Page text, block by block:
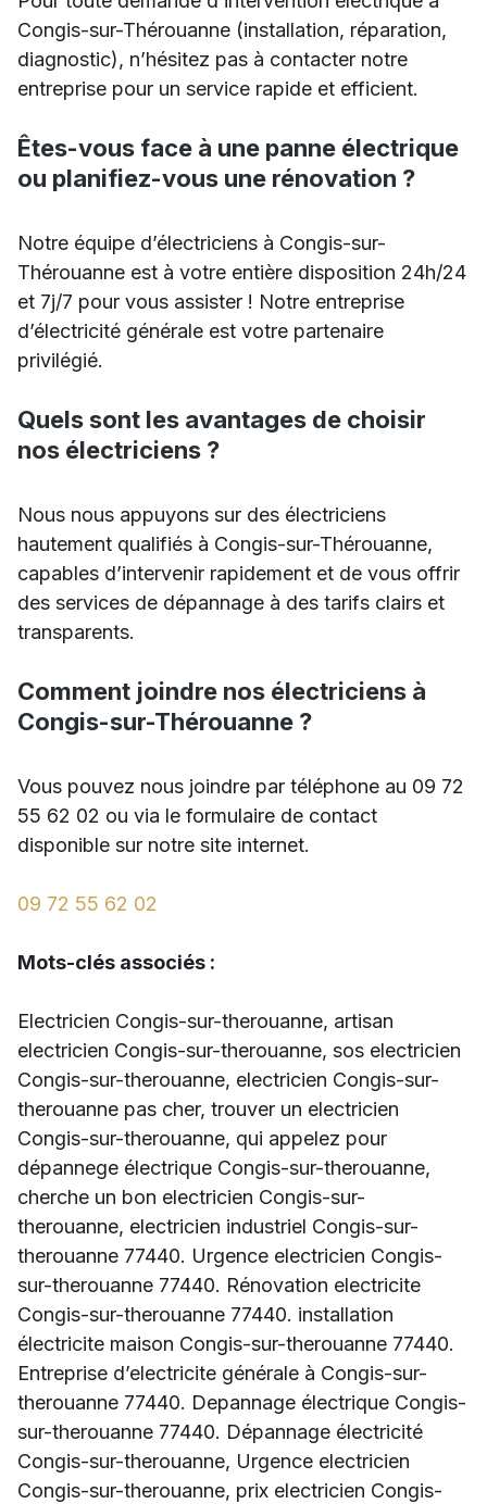
Congis-sur-Thérouanne (installation, réparation,
diagnostic), n’hésitez pas à contacter notre
entreprise pour un service rapide et efficient.
Êtes-vous face à une panne électrique
ou planifiez-vous une rénovation ?
Notre équipe d’électriciens à Congis-sur-
Thérouanne est à votre entière disposition 24h/24
et 7j/7 pour vous assister ! Notre entreprise
d’électricité générale est votre partenaire
privilégié.
Quels sont les avantages de choisir
nos électriciens ?
Nous nous appuyons sur des électriciens
hautement qualifiés à Congis-sur-Thérouanne,
capables d’intervenir rapidement et de vous offrir
des services de dépannage à des tarifs clairs et
transparents.
Comment joindre nos électriciens à
Congis-sur-Thérouanne ?
Vous pouvez nous joindre par téléphone au 09 72
55 62 02 ou via le formulaire de contact
disponible sur notre site internet.
09 72 55 62 02
Mots-clés associés :
Electricien Congis-sur-therouanne, artisan
electricien Congis-sur-therouanne, sos electricien
Congis-sur-therouanne, electricien Congis-sur-
therouanne pas cher, trouver un electricien
Congis-sur-therouanne, qui appelez pour
dépannege électrique Congis-sur-therouanne,
cherche un bon electricien Congis-sur-
therouanne, electricien industriel Congis-sur-
therouanne 77440. Urgence electricien Congis-
sur-therouanne 77440. Rénovation electricite
Congis-sur-therouanne 77440. installation
électricite maison Congis-sur-therouanne 77440.
Entreprise d’electricite générale à Congis-sur-
therouanne 77440. Depannage électrique Congis-
sur-therouanne 77440. Dépannage électricité
Congis-sur-therouanne, Urgence electricien
Congis-sur-therouanne, prix electricien Congis-